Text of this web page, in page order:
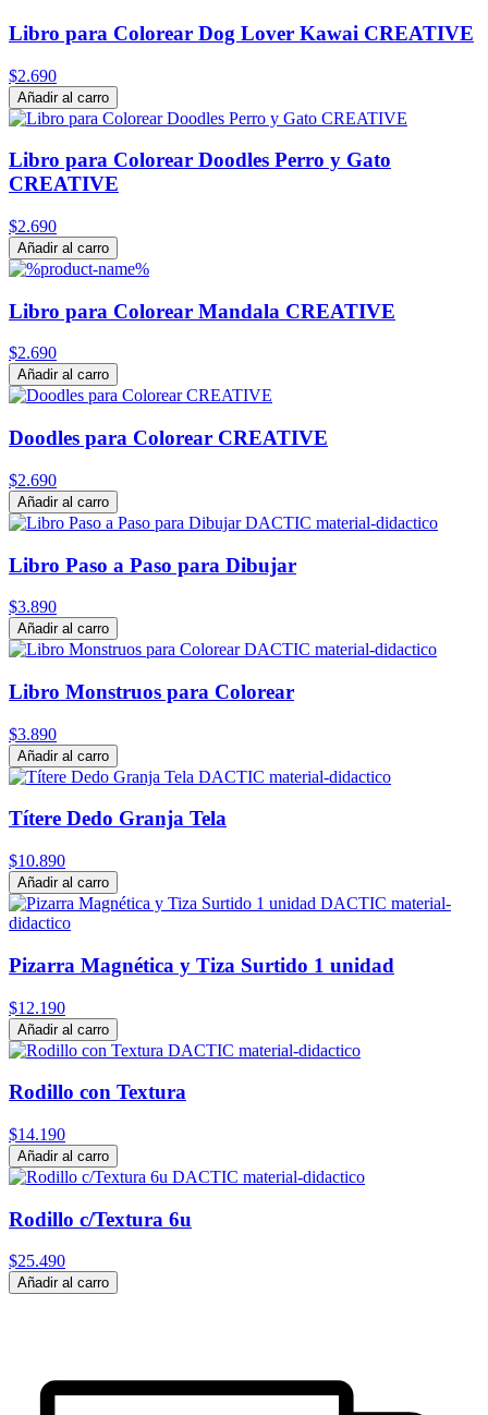
Libro para Colorear Dog Lover Kawai CREATIVE
$2.690
Añadir al carro
Libro para Colorear Doodles Perro y Gato
CREATIVE
$2.690
Añadir al carro
Libro para Colorear Mandala CREATIVE
$2.690
Añadir al carro
Doodles para Colorear CREATIVE
$2.690
Añadir al carro
Libro Paso a Paso para Dibujar
$3.890
Añadir al carro
Libro Monstruos para Colorear
$3.890
Añadir al carro
Títere Dedo Granja Tela
$10.890
Añadir al carro
Pizarra Magnética y Tiza Surtido 1 unidad
$12.190
Añadir al carro
Rodillo con Textura
$14.190
Añadir al carro
Rodillo c/Textura 6u
$25.490
Añadir al carro